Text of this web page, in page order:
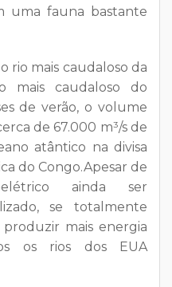
uma fauna bastante
rio mais caudaloso da
mais caudaloso do
de verão, o volume
de 67.000 m³/s de
atântico na divisa
do Congo.Apesar de
ainda ser
se totalmente
mais energia
os rios dos EUA